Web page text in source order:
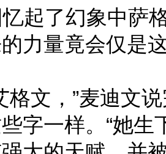
起了幻象中萨
力量竟会仅是
文，”麦迪文
字一样。“她